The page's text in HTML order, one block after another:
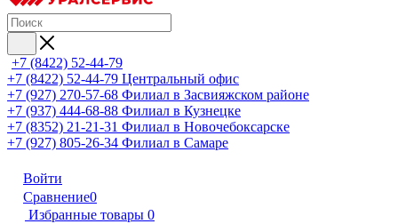
+7 (8422) 52-44-79
+7 (8422) 52-44-79 Центральный офис
+7 (927) 270-57-68 Филиал в Засвияжском районе
+7 (937) 444-68-88 Филиал в Кузнецке
+7 (8352) 21-21-31 Филиал в Новочебоксарске
+7 (927) 805-26-34 Филиал в Самаре
Войти
Сравнение0
Избранные товары 0